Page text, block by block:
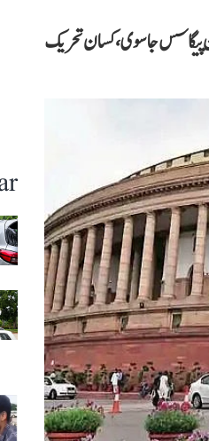
پیگاسس جاسوی، کسان تحریک